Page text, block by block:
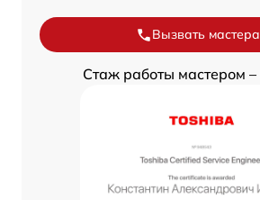
Вызвать мастера
Стаж работы мастером –